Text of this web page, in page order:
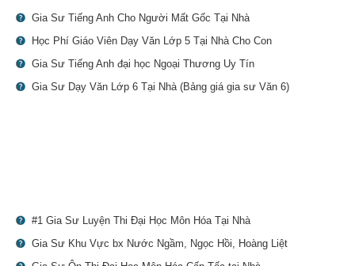
Gia Sư Tiếng Anh Cho Người Mất Gốc Tại Nhà
Học Phí Giáo Viên Dạy Văn Lớp 5 Tại Nhà Cho Con
Gia Sư Tiếng Anh đại học Ngoại Thương Uy Tín
Gia Sư Dạy Văn Lớp 6 Tại Nhà (Bảng giá gia sư Văn 6)
#1 Gia Sư Luyện Thi Đại Học Môn Hóa Tại Nhà
Gia Sư Khu Vực bx Nước Ngầm, Ngọc Hồi, Hoàng Liệt